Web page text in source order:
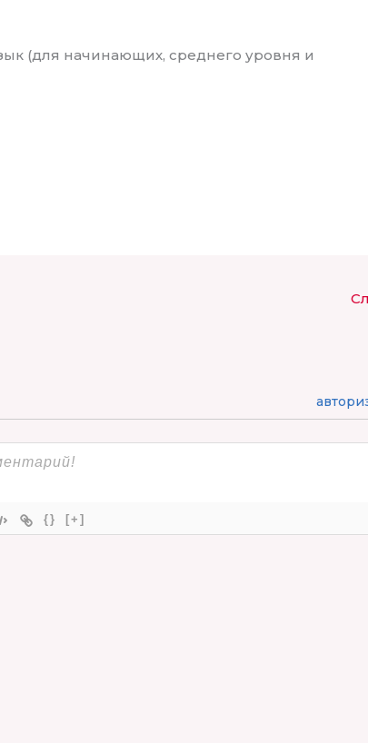
(для начинающих, среднего уровня и
{} [+]